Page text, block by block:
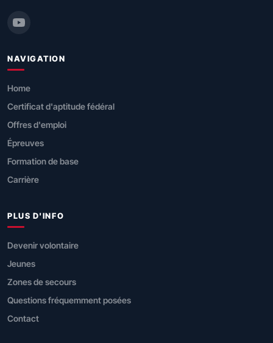
NAVIGATION
Home
Certificat d'aptitude fédéral
Offres d'emploi
Épreuves
Formation de base
Carrière
PLUS D'INFO
Devenir volontaire
Jeunes
Zones de secours
Questions fréquemment posées
Contact